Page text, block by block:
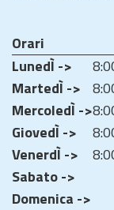
Orari
LunedÌ ->
MartedÌ ->
MercoledÌ ->
GiovedÌ ->
VenerdÌ ->
Sabato ->
Domenica ->